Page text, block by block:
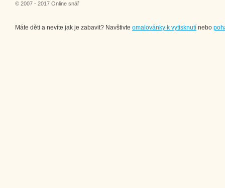
© 2007 - 2017 Online snář
Máte děti a nevíte jak je zabavit? Navštivte omalovánky k vytisknutí nebo